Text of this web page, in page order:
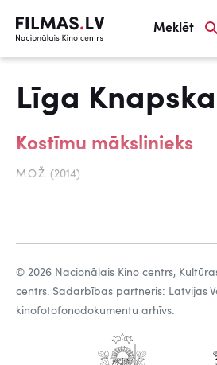
Meklēt
Līga Knapska
Kostīmu mākslinieks
M.O.Ž. (2014)
© 2026 Nacionālais Kino centrs,
centrs. Sadarbības partneris: Latvijas
kinofotofonodokumentu arhīvs.